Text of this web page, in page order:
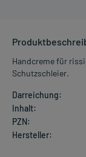
Handcreme für
Schutzschleier.
Darreichung:
Inhalt:
PZN:
Hersteller: